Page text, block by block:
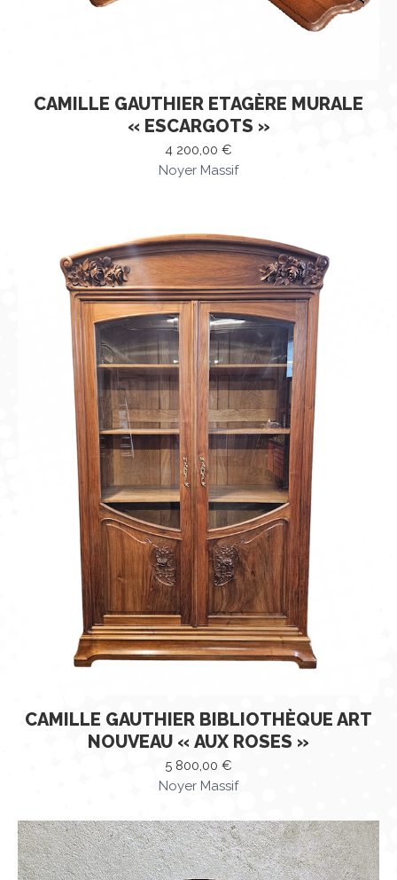
CAMILLE GAUTHIER ETAGÈRE MURALE
« ESCARGOTS »
4 200,00 €
Noyer Massif
CAMILLE GAUTHIER BIBLIOTHÈQUE ART
NOUVEAU « AUX ROSES »
5 800,00 €
Noyer Massif